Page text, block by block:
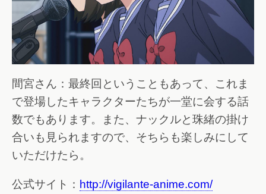
間宮さん：最終回ということもあって、これま
で登場したキャラクターたちが一堂に会する話
数でもあります。また、ナックルと珠緒の掛け
合いも見られますので、そちらも楽しみにして
いただけたら。
公式サイト： http://vigilante-anime.com/